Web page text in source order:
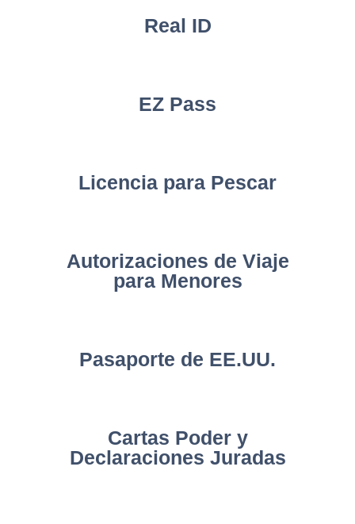
Real ID
EZ Pass
Licencia para Pescar
Autorizaciones de Viaje
para Menores
Pasaporte de EE.UU.
Cartas Poder y
Declaraciones Juradas